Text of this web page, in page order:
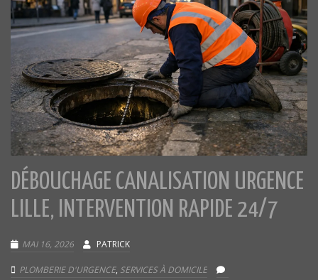
DÉBOUCHAGE CANALISATION URGENCE
LILLE, INTERVENTION RAPIDE 24/7
MAI 16, 2026 PATRICK
PLOMBERIE D'URGENCE, SERVICES À DOMICILE